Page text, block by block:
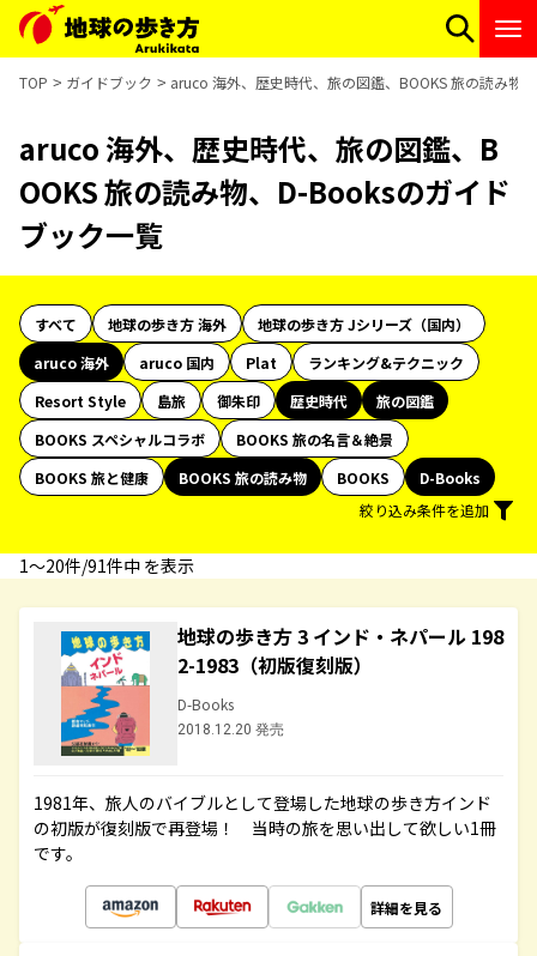
TOP ガイドブック aruco 海外、歴史時代、旅の図鑑、BOOKS 旅の読み物
aruco 海外、歴史時代、旅の図鑑、B
OOKS 旅の読み物、D-Booksのガイド
ブック一覧
すべて 地球の歩き方 海外
地球の歩き方 Jシリーズ（国内）
aruco 海外
aruco 国内 Plat
ランキング&テクニック
Resort Style
島旅 御朱印 歴史時代
旅の図鑑
BOOKS スペシャルコラボ
BOOKS 旅の名言＆絶景
BOOKS 旅と健康
BOOKS 旅の読み物 BOOKS
D-Books
絞り込み条件を追加
1〜20件/91件中 を表示
地球の歩き方 3 インド・ネパール 198
2-1983（初版復刻版）
D-Books
2018.12.20 発売
1981年、旅人のバイブルとして登場した地球の歩き方インド
の初版が復刻版で再登場！ 当時の旅を思い出して欲しい1冊
です。
詳細を見る